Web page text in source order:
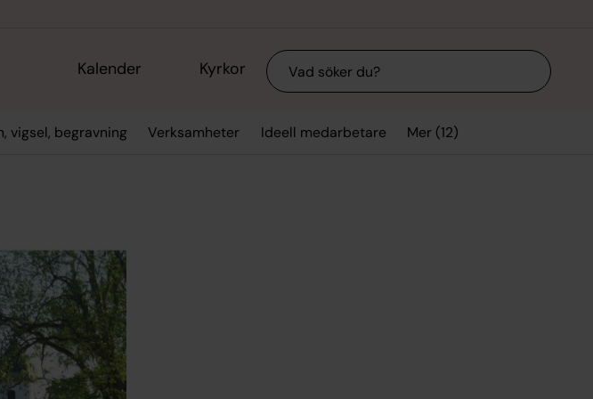
Kalender Kyrkor Sök
vigsel, begravning Verksamheter Ideell medarbetare Mer (12)